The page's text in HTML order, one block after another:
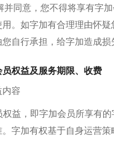
并同意，您不得将享有字
。如字加有合理理由怀
您自行承担，给字加造成
员权益及服务期限、收费
内容
权益，即字加会员所享有
。字加有权基于自身运营